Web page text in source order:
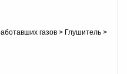
газов > Глушитель >